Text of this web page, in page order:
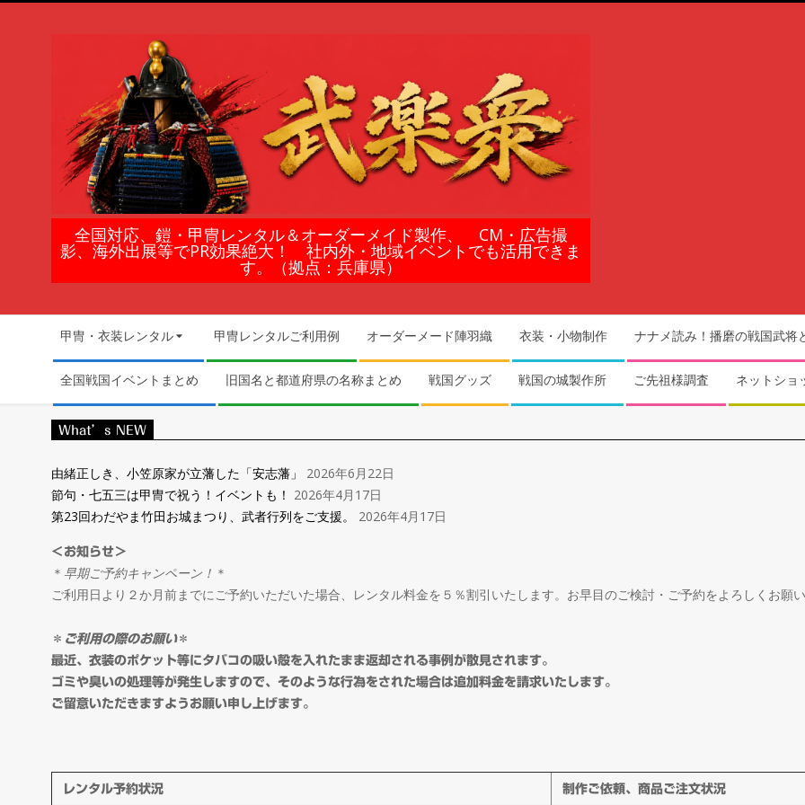
鎧
甲
冑
の
レ
ン
タ
ル
＆
オ
ー
ダ
全国対応、鎧・甲冑レンタル＆オーダーメイド製作、 CM・広告撮
影、海外出展等でPR効果絶大！ 社内外・地域イベントでも活用できま
す。（拠点：兵庫県）
Navigation
Menu
甲冑・衣装レンタル 甲冑レンタルご利用例 オーダーメード陣羽織 衣装・小物制作 ナナメ読み！播磨の戦国武将
全国戦国イベントまとめ 旧国名と都道府県の名称まとめ 戦国グッズ 戦国の城製作所 ご先祖様調査 ネットショ
What’s NEW
由緒正しき、小笠原家が立藩した「安志藩」
2026年6月22日
節句・七五三は甲冑で祝う！イベントも！ 2026年4月17日
第23回わだやま竹田お城まつり、武者行列をご支援。
2026年4月17日
＜お知らせ＞
＊ 早期ご予約キャンペーン！ ＊
ご利用日より２か月前までにご予約いただいた場合、レンタル料金を５％割引いたします。お早目のご検討・ご予約をよろしくお願い
＊ ご利用の際のお願い＊
最近、衣装のポケット等にタバコの吸い殻を入れたまま返却される事例が散見されます。
ゴミや臭いの処理等が発生しますので、そのような行為をされた場合は追加料金を請求いたします。
ご留意いただきますようお願い申し上げます。
レンタル予約状況 制作ご依頼、商品ご注文状況